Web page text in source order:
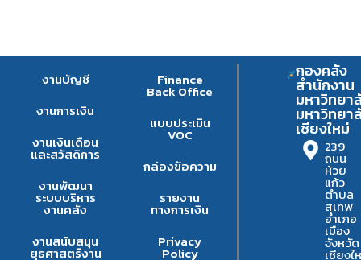
งานบัญชี
งานการเงิน
งานเงินเดือน
และสวัสดิการ
งานพัฒนา
ระบบบริหาร
งานคลัง
งานสนับสนุน
ยุธศาสตร์งาน
Finance
Back Office
แบบประเมิน
VOC
กล่องข้อความ
รายงาน
ทางการเงิน
Privacy
Policy
กองคลัง
สำนักงาน
มหาวิทยา
มหาวิทยา
เชียงใหม่
239
ถนน
ห้วย
แก้ว
ตำบล
สุเทพ
อำเภอ
เมือง
จังหวัด
เชียงใ